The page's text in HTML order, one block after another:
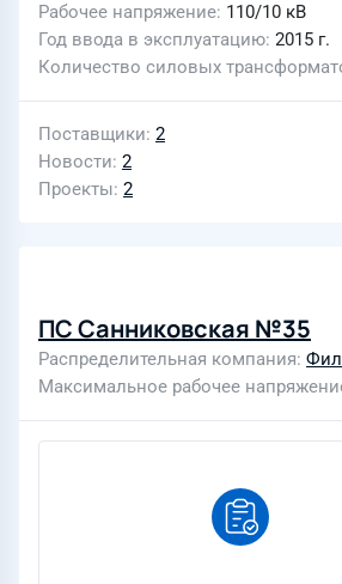
Рабочее напряжение 110/10 кВ
Год ввода в эксплуатацию 2015 г.
Количество силовых
Поставщики 2
Новости 2
Проекты 2
ПС Санниковская №35
Распределительная компания
Максимальное рабочее